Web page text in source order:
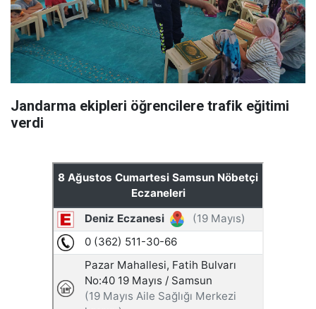
Jandarma ekipleri öğrencilere trafik eğitimi
verdi